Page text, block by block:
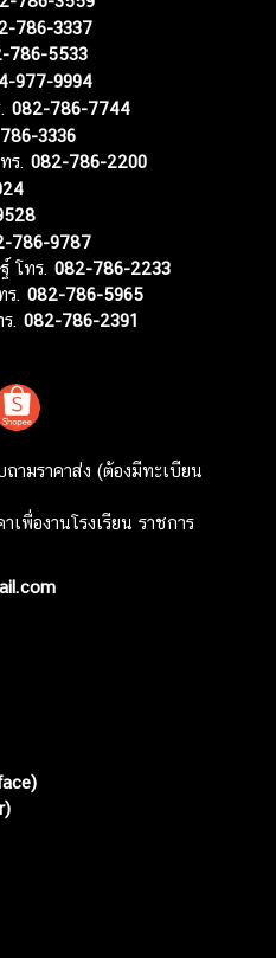
786-3337
786-5533
977-9994
082-786-7744
3336
ร. 082-786-2200
786-9787
โทร. 082-786-2233
. 082-786-5965
. 082-786-2391
ามราคาส่ง (ต้องมีทะเบียน
เพื่องานโรงเรียน ราชการ